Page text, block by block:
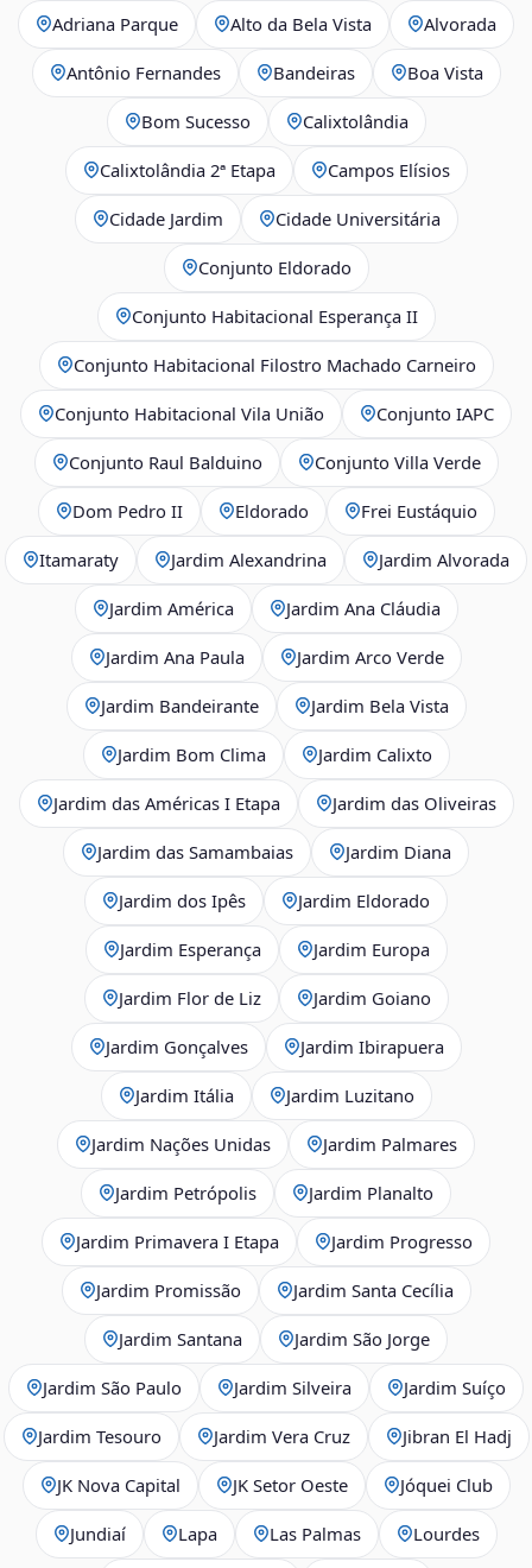
Adriana Parque Alto da Bela Vista Alvorada
Antônio Fernandes Bandeiras Boa Vista
Bom Sucesso Calixtolândia
Calixtolândia 2ª Etapa Campos Elísios
Cidade Jardim Cidade Universitária
Conjunto Eldorado
Conjunto Habitacional Esperança II
Conjunto Habitacional Filostro Machado Carneiro
Conjunto Habitacional Vila União Conjunto IAPC
Conjunto Raul Balduino Conjunto Villa Verde
Dom Pedro II Eldorado Frei Eustáquio
Itamaraty Jardim Alexandrina Jardim Alvorada
Jardim América Jardim Ana Cláudia
Jardim Ana Paula Jardim Arco Verde
Jardim Bandeirante Jardim Bela Vista
Jardim Bom Clima Jardim Calixto
Jardim das Américas I Etapa Jardim das Oliveiras
Jardim das Samambaias Jardim Diana
Jardim dos Ipês Jardim Eldorado
Jardim Esperança Jardim Europa
Jardim Flor de Liz Jardim Goiano
Jardim Gonçalves Jardim Ibirapuera
Jardim Itália Jardim Luzitano
Jardim Nações Unidas Jardim Palmares
Jardim Petrópolis Jardim Planalto
Jardim Primavera I Etapa Jardim Progresso
Jardim Promissão Jardim Santa Cecília
Jardim Santana Jardim São Jorge
Jardim São Paulo Jardim Silveira Jardim Suíço
Jardim Tesouro Jardim Vera Cruz Jibran El Hadj
JK Nova Capital JK Setor Oeste Jóquei Club
Jundiaí Lapa Las Palmas Lourdes